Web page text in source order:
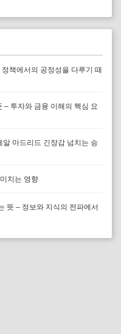
책에서의 공정성을 다루기 때
– 투자와 금융 이해의 핵심 요
알 마드리드 긴장감 넘치는 승
치는 영향
뜻 – 정보와 지식의 전파에서